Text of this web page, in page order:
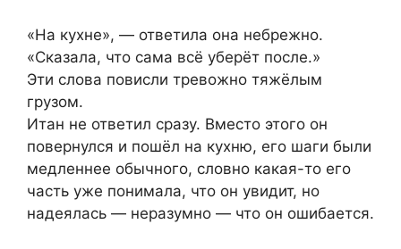
«На кухне», — ответила она небрежно.
«Сказала, что сама всё уберёт после.»
Эти слова повисли тревожно тяжёлым
грузом.
Итан не ответил сразу. Вместо этого он
повернулся и пошёл на кухню, его шаги были
медленнее обычного, словно какая-то его
часть уже понимала, что он увидит, но
надеялась — неразумно — что он ошибается.